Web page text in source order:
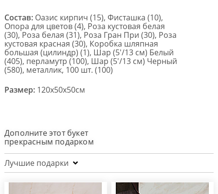
Состав: Оазис кирпич (15), Фисташка (10),
Опора для цветов (4), Роза кустовая белая
(30), Роза белая (31), Роза Гран При (30), Роза
кустовая красная (30), Коробка шляпная
большая (цилиндр) (1), Шар (5'/13 см) Белый
(405), перламутр (100), Шар (5'/13 см) Черный
(580), металлик, 100 шт. (100)
Размер: 120x50x50см
Дополните этот букет
прекрасным подарком
Лучшие подарки